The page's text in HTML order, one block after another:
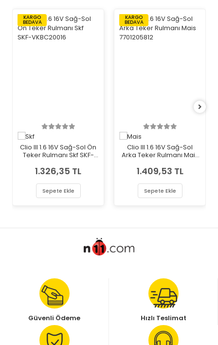
KARGO
BEDAVA
Clio III 1.6 16V Sağ-Sol Ön
Teker Rulmanı Skf SKF-
1.326,35 TL
Sepete Ekle
KARGO
BEDAVA
Clio III 1.6 16V Sağ-Sol
Arka Teker Rulmanı Mais
1.409,53 TL
Sepete Ekle
Güvenli Ödeme Hızlı Teslimat